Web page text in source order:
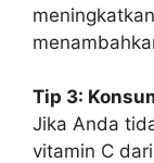
Tip 3:
Jika Anda
vitamin C